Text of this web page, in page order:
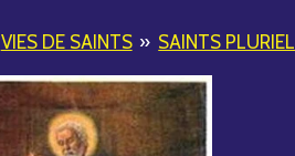
VIES DE SAINTS » SAINTS PLURIEL